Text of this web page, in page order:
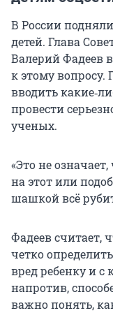
В России
детей. Глава
Валерий Фадеев
к этому
вводить
провести
ученых.
«Это не
на этот или
шашкой всё
Фадеев считает,
четко
вред ребенку и с
напротив,
важно понять,